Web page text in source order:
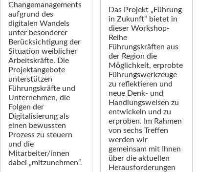
Change­manage­­ments
aufgrund des
digitalen Wandels
unter besonderer
Berücksichtigung der
Situation weiblicher
Arbeitskräfte. Die
Projektangebote
unterstützen
Führungskräfte und
Unternehmen, die
Folgen der
Digitalisierung als
einen bewussten
Prozess zu steuern
und die
Mitarbeiter/innen
dabei „mitzunehmen“.
Das Projekt „Führung
in Zukunft“ bietet in
dieser Workshop-
Reihe
Führungskräften aus
der Region die
Möglichkeit, erprobte
Führungswerkzeuge
zu reflektieren und
neue Denk- und
Handlungsweisen zu
entwickeln und zu
erproben. Im Rahmen
von sechs Treffen
werden wir
gemeinsam mit Ihnen
über die aktuellen
Herausforderungen